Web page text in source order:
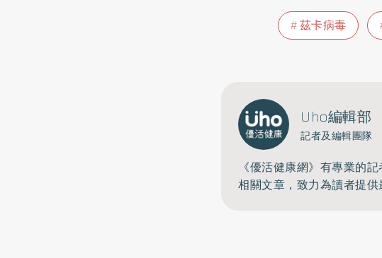
茲卡病毒
Uho編輯部
記者及編輯團隊
《優活健康網》有專業的
相關文章，致力為讀者提供